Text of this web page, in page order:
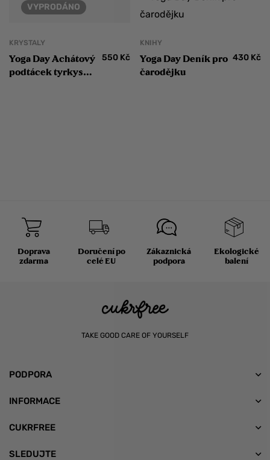
VYPRODÁNO
KRYSTALY
Yoga Day Achátový
podtácek tyrkys
550 Kč
KNIHY
Yoga Day Deník pro
čarodějku
430 Kč
Doprava
zdarma
Doručení po
celé EU
Zákaznická
podpora
Ekologické
balení
TAKE GOOD CARE OF YOURSELF
PODPORA
INFORMACE
CUKRFREE
SLEDUJTE